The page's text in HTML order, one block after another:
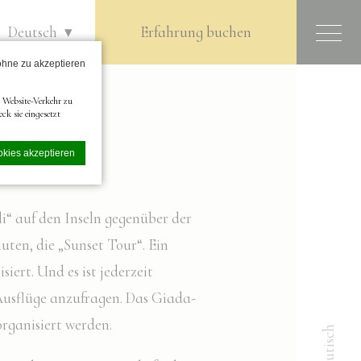
zu akzeptieren
Verkehr zu
sie eingesetzt
akzeptieren
Akzeptieren
Deutsch Erfahrung buchen
auf den Inseln gegenüber der
die „Sunset Tour“. Ein
Und es ist jederzeit
anzufragen. Das Giada-
werden.